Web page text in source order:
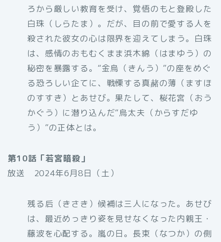
ろから厳しい教育を受け、覚悟のもと登殿した
白珠（しらたま）。だが、目の前で愛する人を
殺された彼女の心は限界を迎えてしまう。白珠
は、感情のおもむくまま浜木綿（はまゆう）の
秘密を暴露する。“金烏（きんう）”の座をめぐ
る恐ろしい企てに、戦慄する真赭の薄（ますほ
のすすき）とあせび。果たして、桜花宮（おう
かぐう）に潜り込んだ“烏太夫（からすだゆ
う）”の正体とは。
第10話「若宮暗殺」
放送 2024年6月8日（土）
残る后（きさき）候補は三人になった。あせび
は、最近めっきり姿を見せなくなった内親王・
藤波を心配する。嵐の日。長束（なつか）の側